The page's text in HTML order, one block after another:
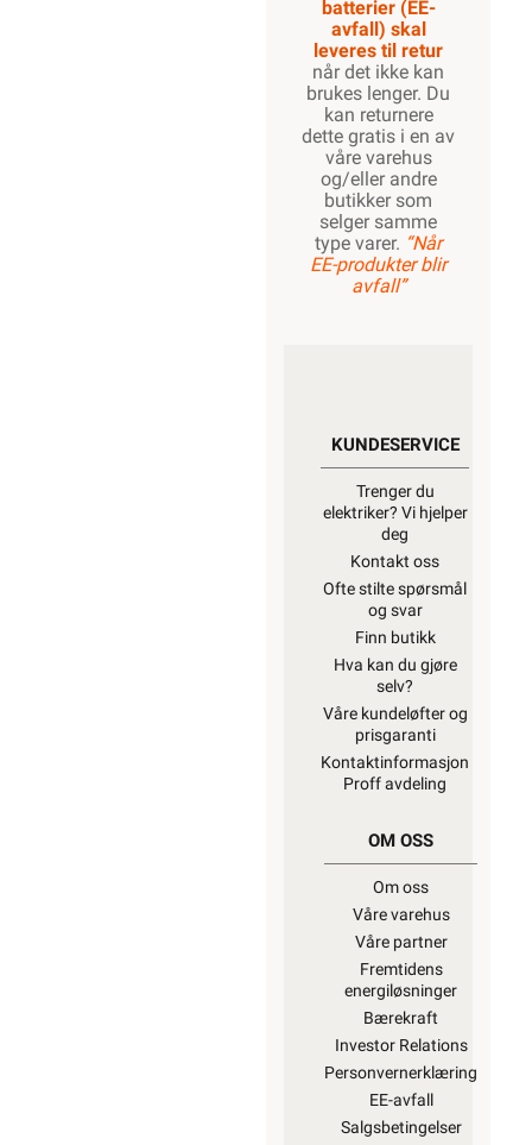
batterier (EE-
avfall) skal
leveres til retur
når det ikke kan
brukes lenger. Du
kan returnere
dette gratis i en av
våre varehus
og/eller andre
butikker som
selger samme
type varer. “Når
EE-produkter blir
avfall”
KUNDESERVICE
Trenger du
elektriker? Vi hjelper
deg
Kontakt oss
Ofte stilte spørsmål
og svar
Finn butikk
Hva kan du gjøre
selv?
Våre kundeløfter og
prisgaranti
Kontaktinformasjon
Proff avdeling
OM OSS
Om oss
Våre varehus
Våre partner
Fremtidens
energiløsninger
Bærekraft
Investor Relations
Personvernerklæring
EE-avfall
Salgsbetingelser